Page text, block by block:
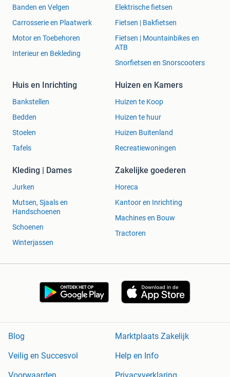
Banden en Velgen
Carrosserie en Plaatwerk
Motor en Toebehoren
Interieur en Bekleding
Elektrische fietsen
Fietsen | Bakfietsen
Fietsen | Mountainbikes en
ATB
Snorfietsen en Snorscooters
Huis en Inrichting
Bankstellen
Bedden
Stoelen
Tafels
Huizen en Kamers
Huizen te Koop
Huizen te huur
Huizen Buitenland
Recreatiewoningen
Kleding | Dames
Jurken
Mutsen, Sjaals en
Handschoenen
Schoenen
Winterjassen
Zakelijke goederen
Horeca
Kantoor en Inrichting
Machines en Bouw
Tractoren
Blog
Marktplaats Zakelijk
Veilig en Succesvol
Help en Info